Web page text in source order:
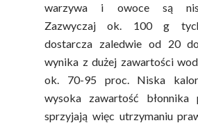
warzywa i owoce są
Zazwyczaj ok. 100 g
dostarcza zaledwie od 20
wynika z dużej zawartości
ok. 70-95 proc. Niska
wysoka zawartość błonnika
sprzyjają więc utrzymaniu